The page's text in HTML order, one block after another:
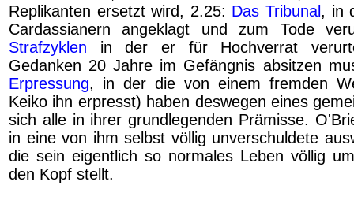
Replikanten ersetzt wird, 2.25: Das Tribunal , in
Cardassianern angeklagt und zum Tode
Strafzyklen in der er für Hochverrat
Gedanken 20 Jahre im Gefängnis absitzen
Erpressung, in der die von einem fremden
Keiko ihn erpresst) haben deswegen eines
sich alle in ihrer grundlegenden Prämisse.
in eine von ihm selbst völlig unverschuldete
die sein eigentlich so normales Leben völlig
den Kopf stellt.